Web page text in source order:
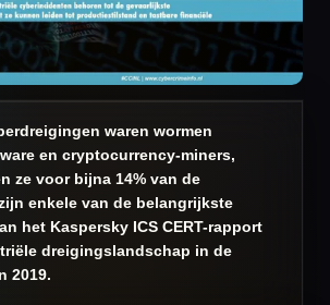
waren wormen
en cryptocurrency-miners,
ze voor bijna 14% van de
enkele van de belangrijkste
het Kaspersky ICS CERT-rapport
dreigingslandschap in de
2019.